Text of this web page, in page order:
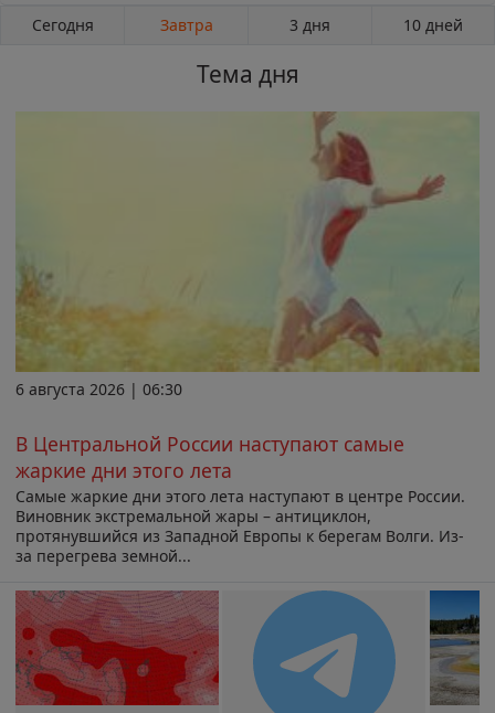
Сегодня Завтра 3 дня 10 дней
Тема дня
6 августа 2026 | 06:30
В Центральной России наступают самые
жаркие дни этого лета
Самые жаркие дни этого лета наступают в центре России.
Виновник экстремальной жары – антициклон,
протянувшийся из Западной Европы к берегам Волги. Из-
за перегрева земной...